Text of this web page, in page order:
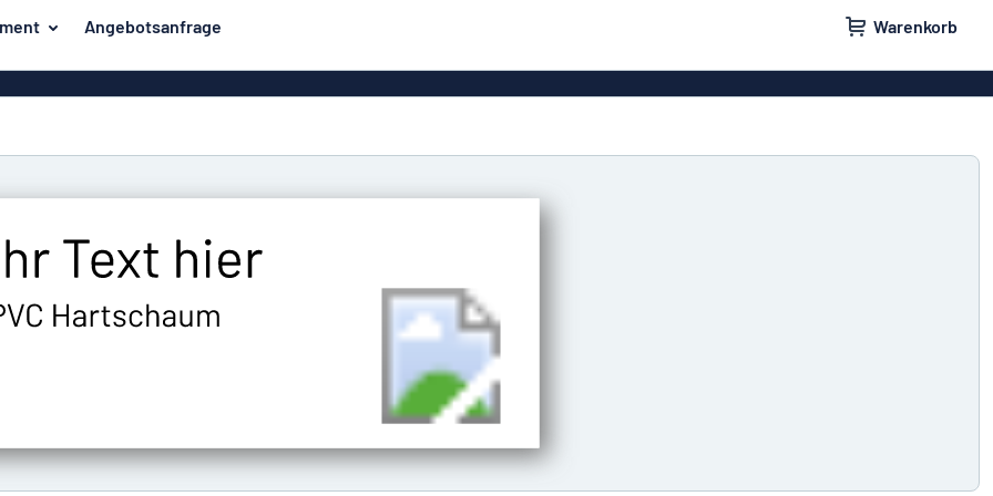
Angebotsanfrage Warenkorb
PVC-Schilder
Massives PET
Klebebuchstaben
Aluminiumschilder im
Emaillestil
Hausschilder Türschilder
Magnetschilder